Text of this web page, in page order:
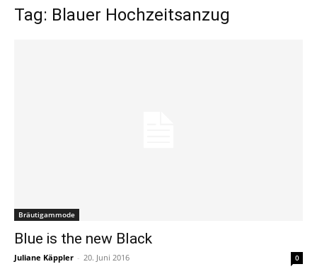
Tag: Blauer Hochzeitsanzug
Bräutigammode
Blue is the new Black
Juliane Käppler - 20. Juni 2016 0